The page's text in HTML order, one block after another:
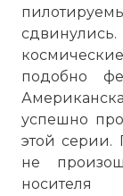
подобно
успешно
этой
не
носителя